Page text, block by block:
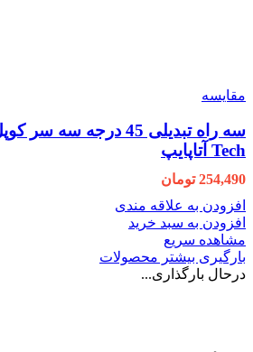
مقایسه
Tech آتاپایپ
254,490 تومان
افزودن به علاقه مندی
افزودن به سبد خرید
مشاهده سریع
بارگیری بیشتر محصولات
درحال بارگذاری...